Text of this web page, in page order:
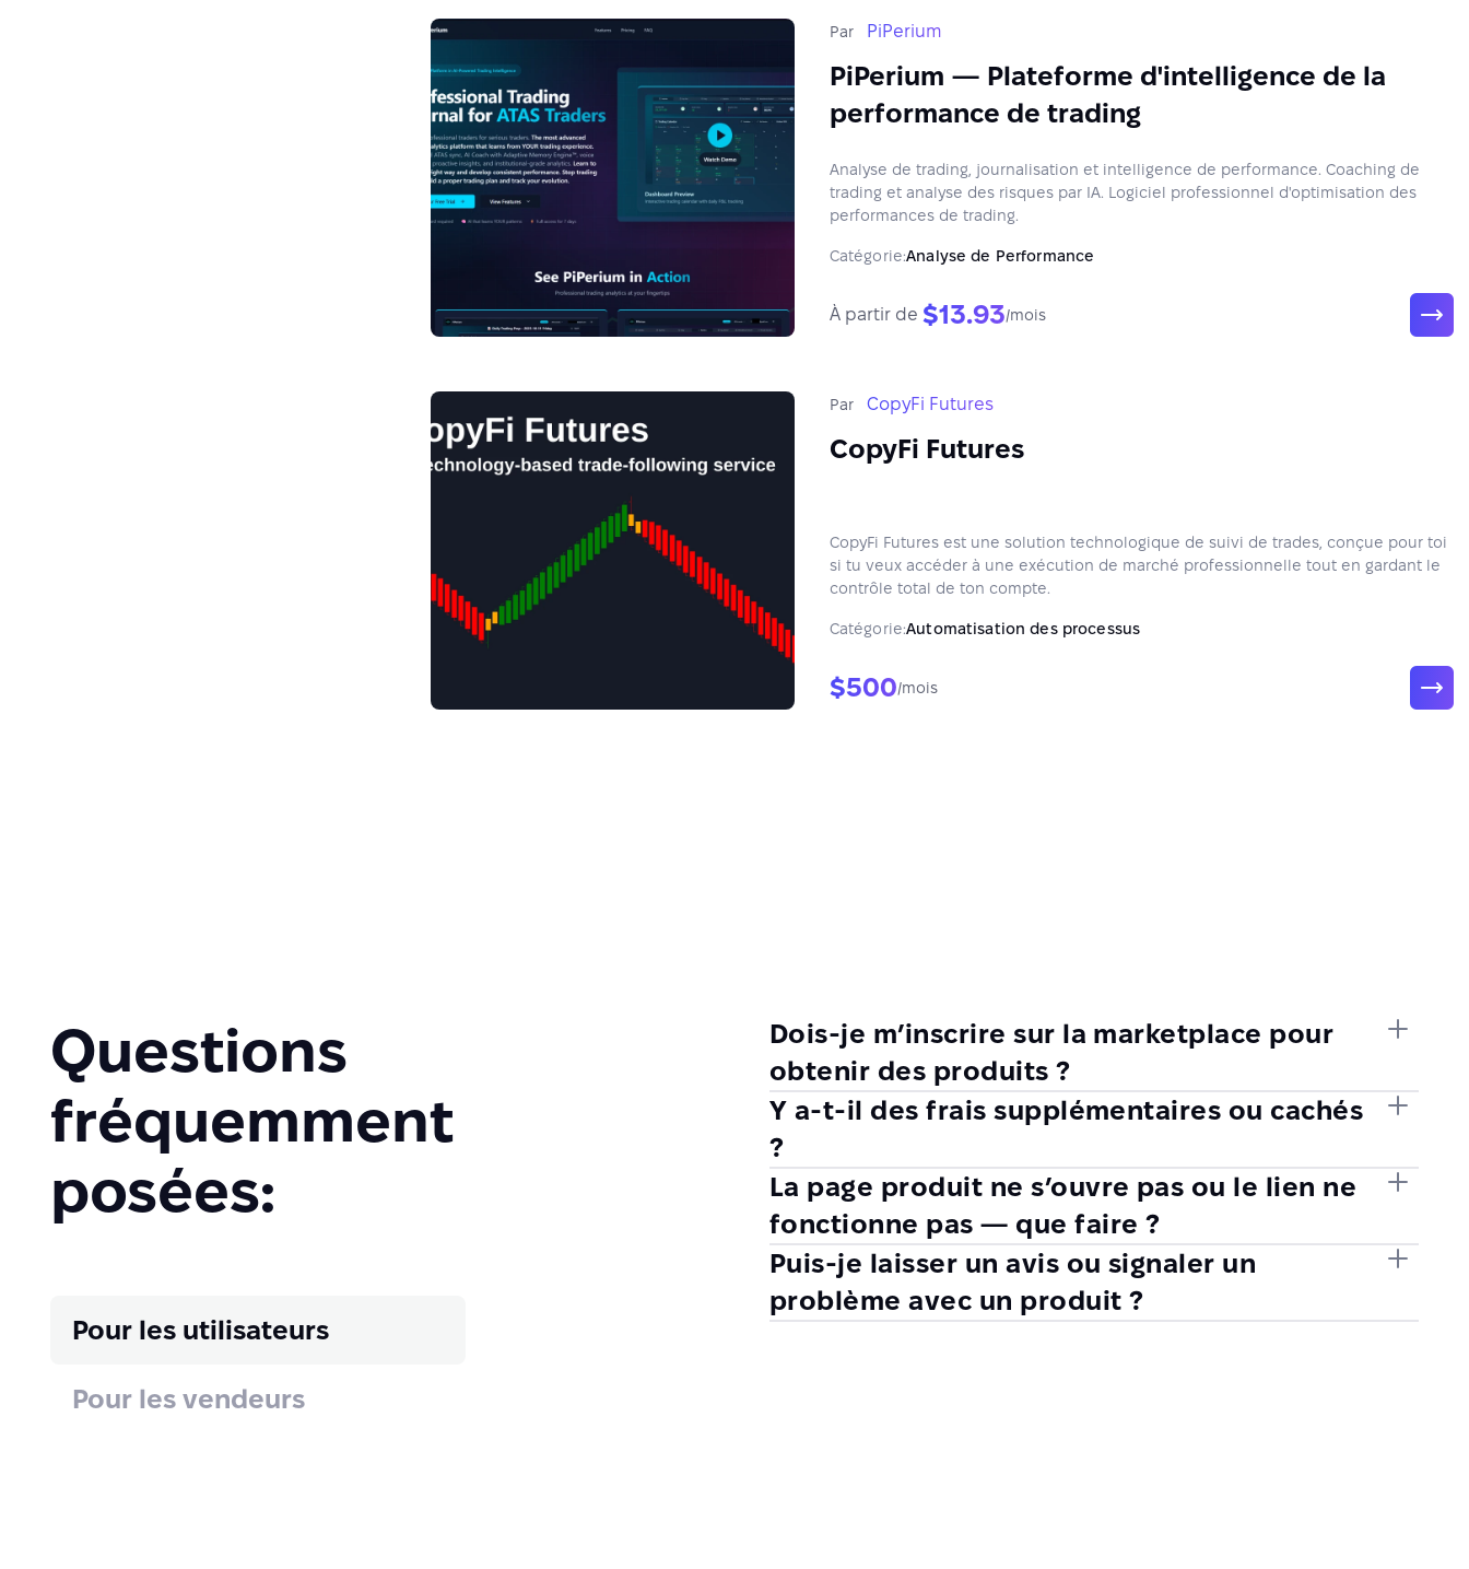
Par PiPerium
PiPerium — Plateforme d'intelligence de la
performance de trading
Analyse de trading, journalisation et intelligence de performance. Coaching de
trading et analyse des risques par IA. Logiciel professionnel d'optimisation des
performances de trading.
Catégorie:Analyse de Performance
À partir de $13.93/mois
Par CopyFi Futures
CopyFi Futures
CopyFi Futures est une solution technologique de suivi de trades, conçue pour toi
si tu veux accéder à une exécution de marché professionnelle tout en gardant le
contrôle total de ton compte.
Catégorie:Automatisation des processus
$500/mois
Questions
fréquemment
posées:
Pour les utilisateurs
Pour les vendeurs
Dois-je m’inscrire sur la marketplace pour
obtenir des produits ?
Y a-t-il des frais supplémentaires ou cachés
?
La page produit ne s’ouvre pas ou le lien ne
fonctionne pas — que faire ?
Puis-je laisser un avis ou signaler un
problème avec un produit ?